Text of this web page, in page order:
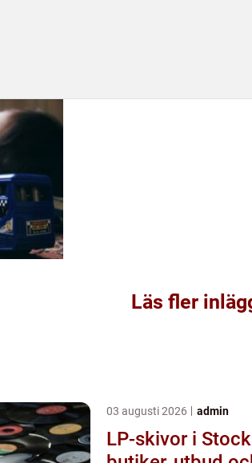
Läs fler
03 augusti 2026 admin
LP-skivor i